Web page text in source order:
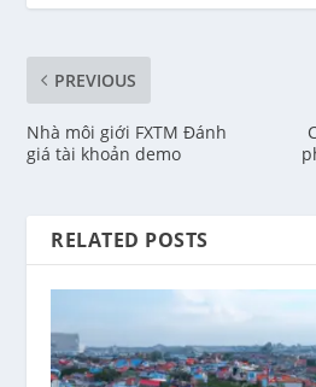
PREVIOUS
Nhà môi giới FXTM Đánh
giá tài khoản demo
RELATED POSTS